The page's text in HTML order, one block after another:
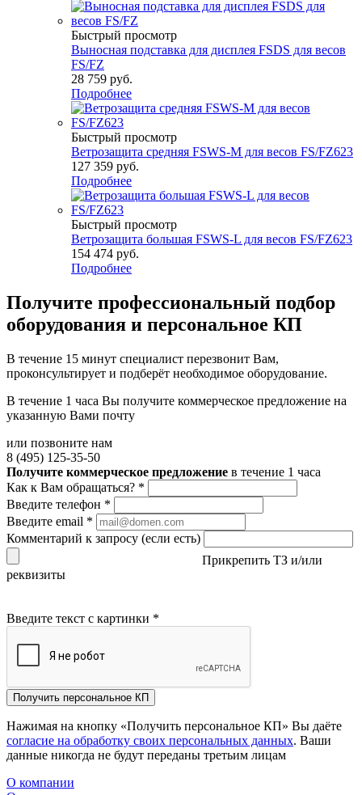
Быстрый просмотр
Выносная подставка для дисплея FSDS для весов
FS/FZ
28 759 руб.
Подробнее
Быстрый просмотр
Ветрозащита средняя FSWS-M для весов FS/FZ623
127 359 руб.
Подробнее
Быстрый просмотр
Ветрозащита большая FSWS-L для весов FS/FZ623
154 474 руб.
Подробнее
Получите профессиональный подбор
оборудования и персональное КП
В течение 15 минут специалист перезвонит Вам,
проконсультирует и подберёт необходимое оборудование.
В течение 1 часа Вы получите коммерческое предложение на
указанную Вами почту
или позвоните нам
8 (495) 125-35-50
Получите коммерческое предложение в течение 1 часа
Как к Вам обращаться? *
Введите телефон *
Введите email *
Комментарий к запросу (если есть)
Прикрепить ТЗ и/или
реквизиты
Введите текст с картинки *
Получить персональное КП
Нажимая на кнопку «Получить персональное КП» Вы даёте
согласие на обработку своих персональных данных. Ваши
данные никогда не будут переданы третьим лицам
О компании